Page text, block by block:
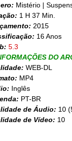
Mistério |
1 H 37 Min.
2015
16 Anos
5.3
DO
WEB-DL
MP4
Inglês
PT-BR
de Áudio: 10
de Vídeo: 10